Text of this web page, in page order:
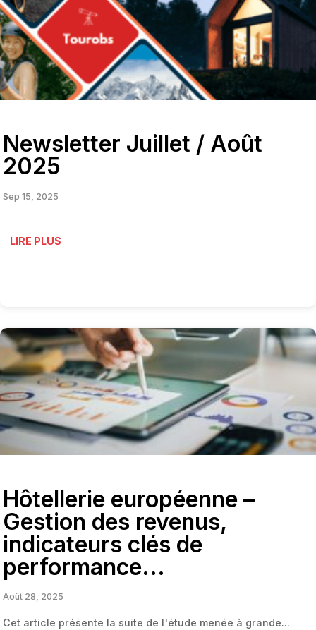
Newsletter Juillet / Août
2025
Sep 15, 2025
LIRE PLUS
Hôtellerie européenne –
Gestion des revenus,
indicateurs clés de
performance...
Août 28, 2025
Cet article présente la suite de l'étude menée à grande...